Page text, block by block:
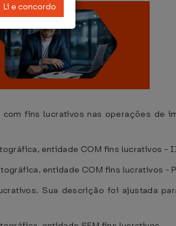
fins lucrativos nas operações de
entidade COM fins lucrativos -
entidade COM fins lucrativos -
Sua descrição foi ajustada
Li e concordo